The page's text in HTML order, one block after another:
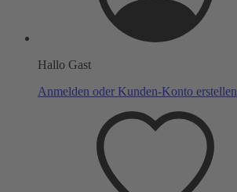
Hallo Gast
Anmelden oder Kunden-Konto erstellen